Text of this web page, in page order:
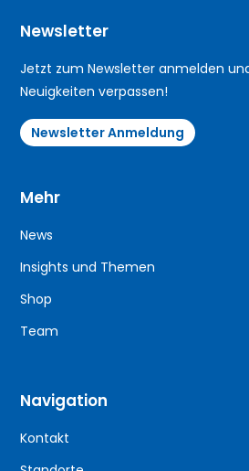
Newsletter
Jetzt zum Newsletter anmelden
Neuigkeiten verpassen!
Newsletter Anmeldung
Mehr
News
Insights und Themen
Shop
Team
Navigation
Kontakt